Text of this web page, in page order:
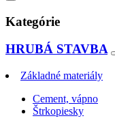
Kategórie
HRUBÁ STAVBA
Základné materiály
Cement, vápno
Štrkopiesky